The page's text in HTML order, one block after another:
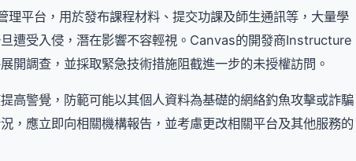
平台，用於發布課程材料、提交功課及師生通訊等，大量學
遭受入侵，潛在影響不容輕視。Canvas的開發商Instructure
開調查，並採取緊急技術措施阻截進一步的未授權訪問。
高警覺，防範可能以其個人資料為基礎的網絡釣魚攻擊或詐騙
，應立即向相關機構報告，並考慮更改相關平台及其他服務的